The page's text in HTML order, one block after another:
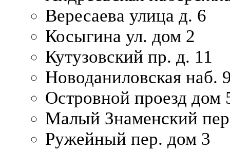
Вересаева улица д. 6
Косыгина ул. дом 2
Кутузовский пр. д. 11
Новоданиловская наб.
Островной проезд дом
Малый Знаменский
Ружейный пер. дом 3